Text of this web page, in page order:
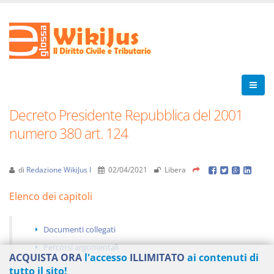
Decreto Presidente Repubblica del 2001
numero 380 art. 124
di Redazione WikiJus I 02/04/2021 Libera
Elenco dei capitoli
Documenti collegati
Percorsi argomentali
ACQUISTA ORA l'accesso ILLIMITATO ai contenuti di
tutto il sito!